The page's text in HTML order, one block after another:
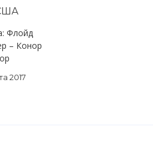
Флойд
– Конор
2017
Запущен первый
1»